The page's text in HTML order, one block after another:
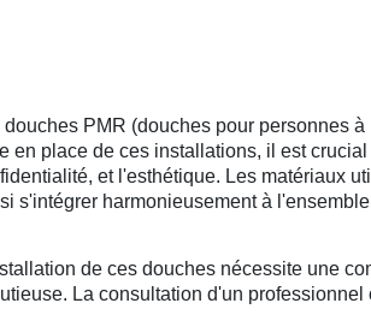
douches PMR (douches pour personnes
en place de ces installations, il est
et l'esthétique. Les matériaux
s'intégrer harmonieusement à
de ces douches nécessite une
La consultation d'un